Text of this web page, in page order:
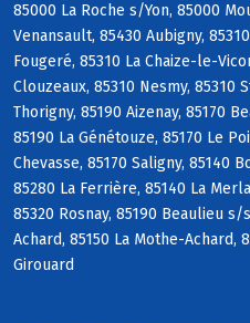
85000 La Roche s/Yon, 85000
Venansault, 85430 Aubigny,
Fougeré, 85310 La Chaize-le-
Clouzeaux, 85310 Nesmy, 85310
Thorigny, 85190 Aizenay, 85170
85190 La Génétouze, 85170 Le
Chevasse, 85170 Saligny, 85140
85280 La Ferrière, 85140 La
85320 Rosnay, 85190 Beaulieu
Achard, 85150 La Mothe-Achard,
Girouard